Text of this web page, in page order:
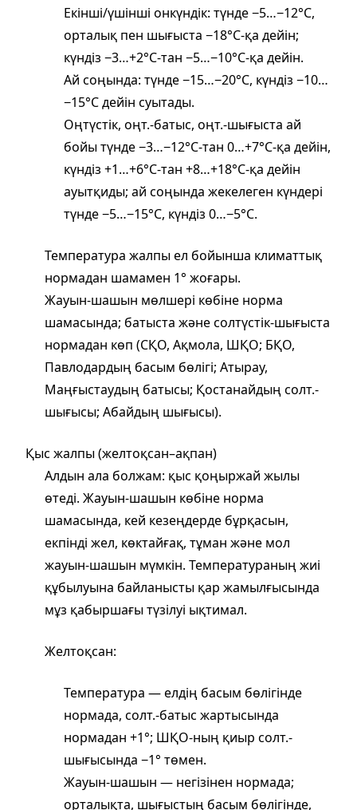
Екінші/үшінші онкүндік: түнде −5…−12°С,
орталық пен шығыста −18°С‑қа дейін;
күндіз −3…+2°С‑тан −5…−10°С‑қа дейін.
Ай соңында: түнде −15…−20°С, күндіз −10…
−15°С дейін суытады.
Оңтүстік, оңт.-батыс, оңт.-шығыста ай
бойы түнде −3…−12°С‑тан 0…+7°С‑қа дейін,
күндіз +1…+6°С‑тан +8…+18°С‑қа дейін
ауытқиды; ай соңында жекелеген күндері
түнде −5…−15°С, күндіз 0…−5°С.
Температура жалпы ел бойынша климаттық
нормадан шамамен 1° жоғары.
Жауын‑шашын мөлшері көбіне норма
шамасында; батыста және солтүстік‑шығыста
нормадан көп (СҚО, Ақмола, ШҚО; БҚО,
Павлодардың басым бөлігі; Атырау,
Маңғыстаудың батысы; Қостанайдың солт.-
шығысы; Абайдың шығысы).
Қыс жалпы (желтоқсан–ақпан)
Алдын ала болжам: қыс қоңыржай жылы
өтеді. Жауын‑шашын көбіне норма
шамасында, кей кезеңдерде бұрқасын,
екпінді жел, көктайғақ, тұман және мол
жауын‑шашын мүмкін. Температураның жиі
құбылуына байланысты қар жамылғысында
мұз қабыршағы түзілуі ықтимал.
Желтоқсан:
Температура — елдің басым бөлігінде
нормада, солт.-батыс жартысында
нормадан +1°; ШҚО‑ның қиыр солт.-
шығысында −1° төмен.
Жауын‑шашын — негізінен нормада;
орталықта, шығыстың басым бөлігінде,